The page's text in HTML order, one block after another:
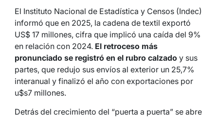
El Instituto Nacional de Estadística y Censos (Indec)
informó que en 2025, la cadena de textil exportó
US$ 17 millones, cifra que implicó una caída del 9%
en relación con 2024. El retroceso más
pronunciado se registró en el rubro calzado y sus
partes, que redujo sus envíos al exterior un 25,7%
interanual y finalizó el año con exportaciones por
u$s7 millones.
Detrás del crecimiento del “puerta a puerta” se abre